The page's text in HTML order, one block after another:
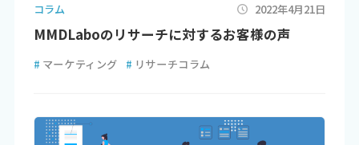
コラム 2022年4月21日
MMDLaboのリサーチに対するお客様の声
# マーケティング # リサーチコラム